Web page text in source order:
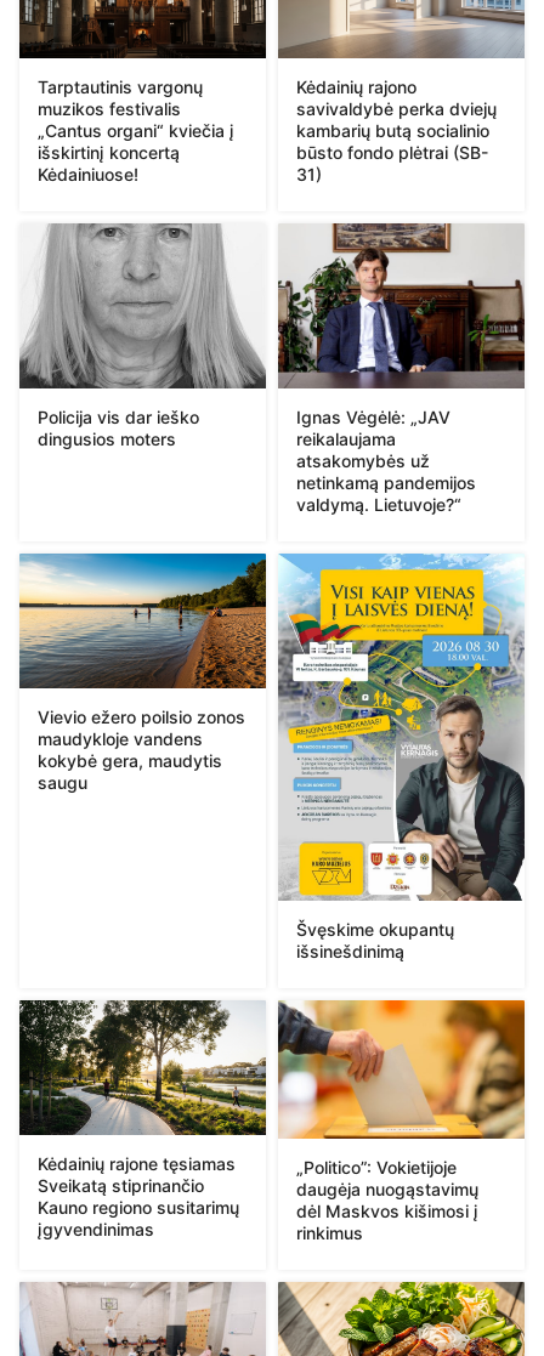
Tarptautinis vargonų
muzikos festivalis
„Cantus organi“ kviečia į
išskirtinį koncertą
Kėdainiuose!
Kėdainių rajono
savivaldybė perka dviejų
kambarių butą socialinio
būsto fondo plėtrai (SB-
31)
Policija vis dar ieško
dingusios moters
Ignas Vėgėlė: „JAV
reikalaujama
atsakomybės už
netinkamą pandemijos
valdymą. Lietuvoje?“
Vievio ežero poilsio zonos
maudykloje vandens
kokybė gera, maudytis
saugu
Švęskime okupantų
išsinešdinimą
Kėdainių rajone tęsiamas
Sveikatą stiprinančio
Kauno regiono susitarimų
įgyvendinimas
„Politico”: Vokietijoje
daugėja nuogąstavimų
dėl Maskvos kišimosi į
rinkimus